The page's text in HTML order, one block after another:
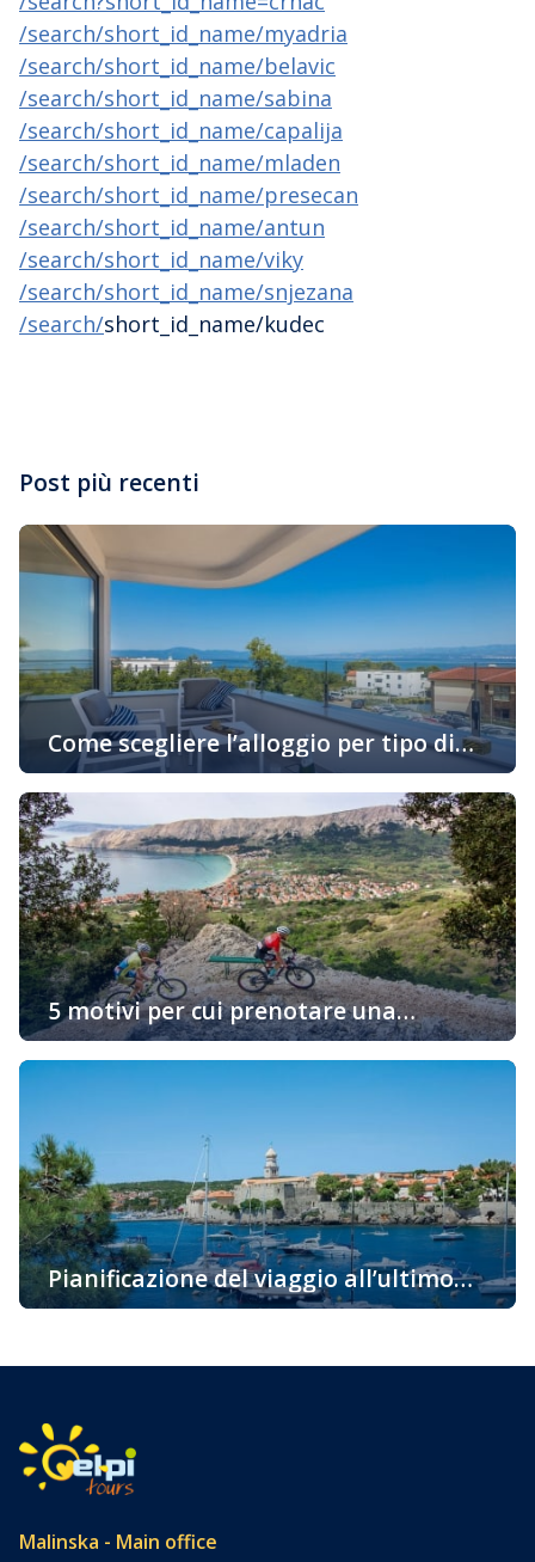
/search/short_id_name/myadria
/search/short_id_name/belavic
/search/short_id_name/sabina
/search/short_id_name/capalija
/search/short_id_name/mladen
/search/short_id_name/presecan
/search/short_id_name/antun
/search/short_id_name/viky
/search/short_id_name/snjezana
/search/short_id_name/kudec
Post più recenti
Come scegliere l’alloggio per tipo di
attività in vacanza
Oggigiorno sempre di più gli ospiti cercano alloggio in
base alle loro preferenze personali e allo stile di
godimento della loro vacanza. Se siete uno di quelli che
desiderano prenotare un alloggio in un appartamento
adatto al vostro stile di vita, continuate a leggere… Una
vacanza attiva con il minimo trattenimento
nell’appartamento Innanzitutto dovete pensare […]
5 motivi per cui prenotare una
sistemazione sull’isola “d’Oro” di Krk è
una buona idea
Vi state chiedendo perché dovreste prenotare un alloggio
soleggiata, la cosiddetta isola d’Oro è una delle
destinazioni attraenti per i turisti grazie alla sua ricca e
variegata offerta […]
Pianificazione del viaggio all’ultimo
momento – l’isola di Krk
ci sono avventurieri a cui non importa come arrivare a
andare spontaneamente al loro viaggio. Ma anche tra noi
ci sono quelli che, a causa di vari obblighi, semplicemente
non sono […]
Malinska - Main office